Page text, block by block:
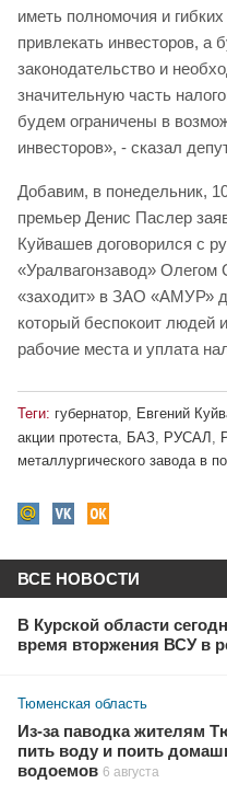
иметь полномочия и
привлекать инвесторов, а
законодательство и
значительную часть
будем ограничены в
инвесторов», - сказал
Добавим, в понедельник,
премьер Денис Паслер
Куйвашев договорился с
«Уралвагонзавод» Олегом
«заходит» в ЗАО «АМУР»
который беспокоит людей
рабочие места и уплата
Теги: губернатор, Евгений
акции протеста БАЗ РУСАЛ
металлургического завода в
ВСЕ НОВОСТИ
В Курской области
время вторжения ВСУ в
Тюменская область
Из-за паводка жителям
пить воду и поить
водоемов 6 августа